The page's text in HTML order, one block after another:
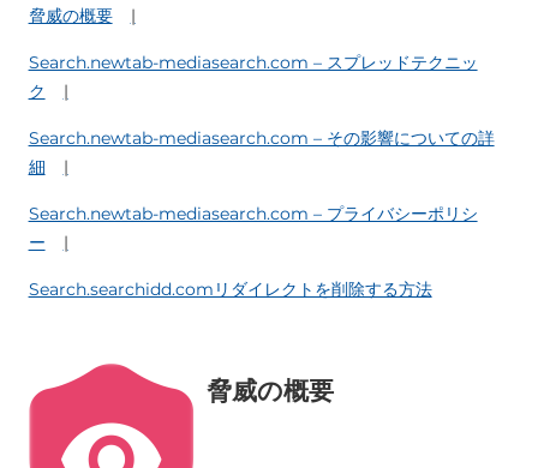
脅威の概要
Search.newtab-mediasearch.com – スプレッドテクニッ
ク
Search.newtab-mediasearch.com – その影響についての詳
細
Search.newtab-mediasearch.com – プライバシーポリシ
ー
Search.searchidd.comリダイレクトを削除する方法
脅威の概要